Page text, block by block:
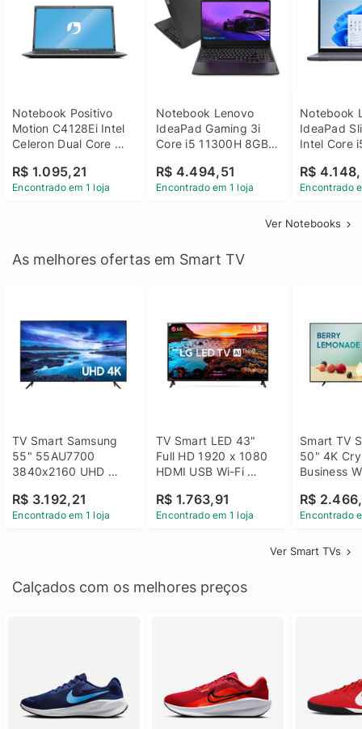
Notebook Positivo
Motion C4128Ei Intel
Celeron Dual Core
Linux 14 - 3002181
R$ 1.095,21
Encontrado em 1 loja
Notebook Lenovo
IdeaPad Gaming 3i
Core i5 11300H 8GB
GTX 1650 4GB 15.6
FHD Linux - Preto
R$ 4.494,51
Encontrado em 1 loja
Notebook
IdeaPad
Intel Core
SSD Win
R$
Encontrado
Ver Notebooks
As melhores ofertas em Smart TV
TV Smart Samsung
55" 55AU7700
3840x2160 UHD
Bluetooth
R$ 3.192,21
Encontrado em 1 loja
TV Smart LED 43"
Full HD 1920 x 1080
HDMI USB Wi-Fi
43LM631C0SB LG
R$ 1.763,91
Encontrado em 1 loja
Smart TV
50" 4K
Business
R$
Encontrado
Ver Smart TVs
Calçados com os melhores preços